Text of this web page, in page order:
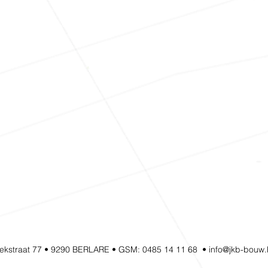
77 • 9290 BERLARE • GSM: 0485 14 11 68 • info@jkb-